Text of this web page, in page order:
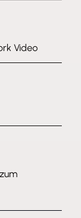
Video